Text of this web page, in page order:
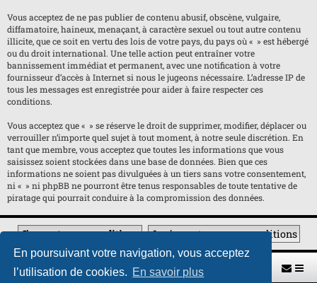
En poursuivant votre navigation, vous acceptez
l’utilisation de cookies. En savoir plus
Vous acceptez de ne pas publier de contenu abusif, obscène, vulgaire,
diffamatoire, haineux, menaçant, à caractère sexuel ou tout autre contenu
illicite, que ce soit en vertu des lois de votre pays, du pays où « » est hébergé
ou du droit international. Une telle action peut entraîner votre
bannissement immédiat et permanent, avec une notification à votre
fournisseur d’accès à Internet si nous le jugeons nécessaire. L’adresse IP de
tous les messages est enregistrée pour aider à faire respecter ces
conditions.
Vous acceptez que « » se réserve le droit de supprimer, modifier, déplacer ou
verrouiller n’importe quel sujet à tout moment, à notre seule discrétion. En
tant que membre, vous acceptez que toutes les informations que vous
saisissez soient stockées dans une base de données. Bien que ces
informations ne soient pas divulguées à un tiers sans votre consentement,
ni « » ni phpBB ne pourront être tenus responsables de toute tentative de
piratage qui pourrait conduire à la compromission des données.
Retour vers le site U.A.G.R. Index du forum